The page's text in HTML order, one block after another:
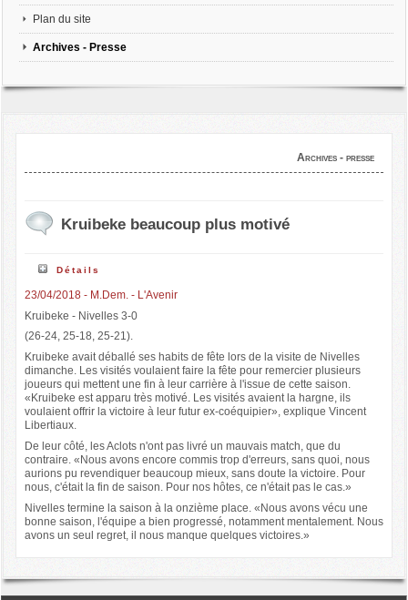
Plan du site
Archives - Presse
Archives - presse
Kruibeke beaucoup plus motivé
Détails
23/04/2018 - M.Dem. - L'Avenir
Kruibeke - Nivelles 3-0
(26-24, 25-18, 25-21).
Kruibeke avait déballé ses habits de fête lors de la visite de Nivelles
dimanche. Les visités voulaient faire la fête pour remercier plusieurs
joueurs qui mettent une fin à leur carrière à l'issue de cette saison.
«Kruibeke est apparu très motivé. Les visités avaient la hargne, ils
voulaient offrir la victoire à leur futur ex-coéquipier», explique Vincent
Libertiaux.
De leur côté, les Aclots n'ont pas livré un mauvais match, que du
contraire. «Nous avons encore commis trop d'erreurs, sans quoi, nous
aurions pu revendiquer beaucoup mieux, sans doute la victoire. Pour
nous, c'était la fin de saison. Pour nos hôtes, ce n'était pas le cas.»
Nivelles termine la saison à la onzième place. «Nous avons vécu une
bonne saison, l'équipe a bien progressé, notamment mentalement. Nous
avons un seul regret, il nous manque quelques victoires.»